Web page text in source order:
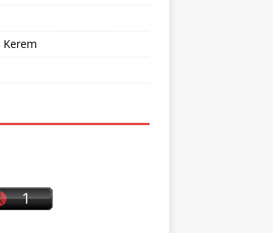
Kerem